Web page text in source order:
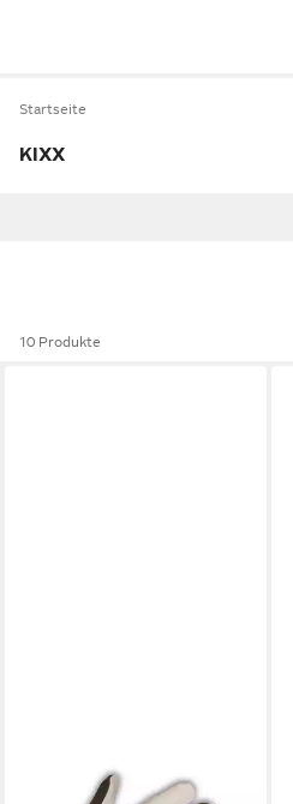
Startseite
KIXX
10 Produkte
Gartenhandschuhe Work Line